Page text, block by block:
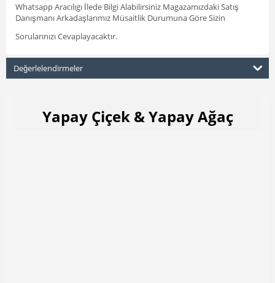
Whatsapp Aracılıgı İlede Bilgi Alabilirsiniz Magazamızdaki Satış
Danışmanı Arkadaşlarımız Müsaitlik Durumuna Göre Sizin
Sorularınızı Cevaplayacaktır.
Değerlelendirmeler
Yapay Çiçek & Yapay Ağaç